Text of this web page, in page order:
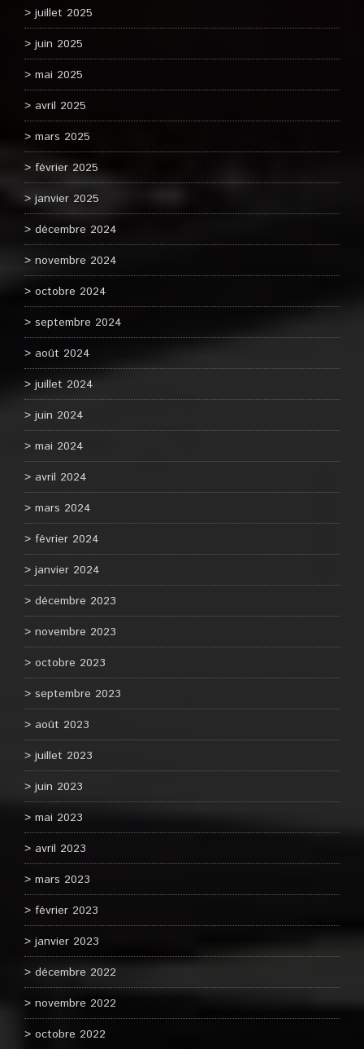
juillet 2025
juin 2025
mai 2025
avril 2025
mars 2025
février 2025
janvier 2025
décembre 2024
novembre 2024
octobre 2024
septembre 2024
août 2024
juillet 2024
juin 2024
mai 2024
avril 2024
mars 2024
février 2024
janvier 2024
décembre 2023
novembre 2023
octobre 2023
septembre 2023
août 2023
juillet 2023
juin 2023
mai 2023
avril 2023
mars 2023
février 2023
janvier 2023
décembre 2022
novembre 2022
octobre 2022